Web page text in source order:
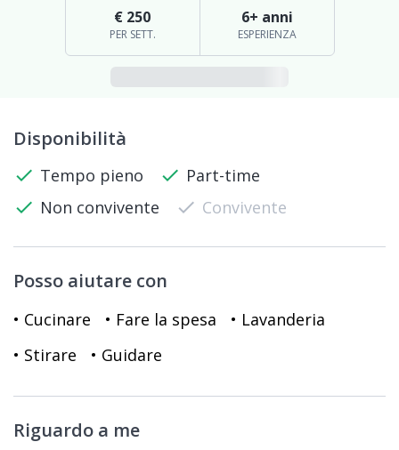
€ 250
PER SETT.
6+ anni
ESPERIENZA
Disponibilità
check Tempo pieno check Part-time
check Non convivente check Convivente
Posso aiutare con
• Cucinare • Fare la spesa
• Lavanderia
• Stirare
• Guidare
Riguardo a me